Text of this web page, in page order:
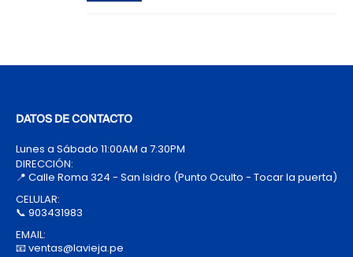
DATOS DE CONTACTO
Lunes a Sábado 11:00AM a 7:30PM
DIRECCIÓN:
📍 Calle Roma 324 - San Isidro (Punto Oculto - Tocar la puerta)
CELULAR:
📞 903431983
EMAIL:
📧 ventas@lavieja.pe